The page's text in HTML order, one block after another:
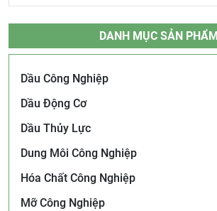
DANH MỤC SẢN PHẨM
Dầu Công Nghiệp
Dầu Động Cơ
Dầu Thủy Lực
Dung Môi Công Nghiệp
Hóa Chất Công Nghiệp
Mỡ Công Nghiệp